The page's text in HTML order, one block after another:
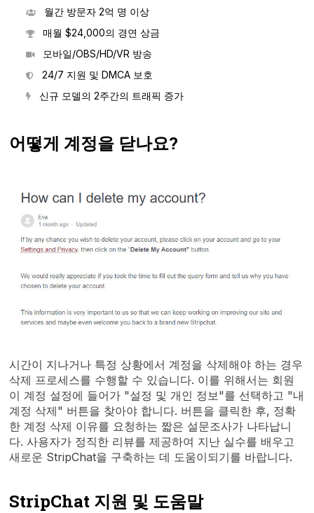
월간 방문자 2억 명 이상
매월 $24,000의 경연 상금
모바일/OBS/HD/VR 방송
24/7 지원 및 DMCA 보호
신규 모델의 2주간의 트래픽 증가
어떻게 계정을 닫나요?
시간이 지나거나 특정 상황에서 계정을 삭제해야 하는 경우
삭제 프로세스를 수행할 수 있습니다. 이를 위해서는 회원
이 계정 설정에 들어가 "설정 및 개인 정보"를 선택하고 "내
계정 삭제" 버튼을 찾아야 합니다. 버튼을 클릭한 후, 정확
한 계정 삭제 이유를 요청하는 짧은 설문조사가 나타납니
다. 사용자가 정직한 리뷰를 제공하여 지난 실수를 배우고
새로운 StripChat을 구축하는 데 도움이되기를 바랍니다.
StripChat 지원 및 도움말